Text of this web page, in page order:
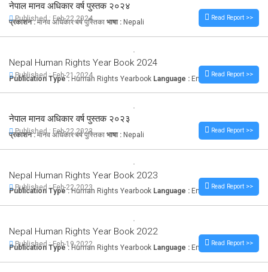
नेपाल मानव अधिकार वर्ष पुस्तक २०२४
प्रकाशन :मानव अधिकार बर्ष पुस्तिका भाषा : Nepali
Published : Feb-22,2024 Read Report >>
Nepal Human Rights Year Book 2024
Publication Type :Human Rights Yearbook Language : English
Published : Feb-21,2024 Read Report >>
नेपाल मानव अधिकार वर्ष पुस्तक २०२३
प्रकाशन :मानव अधिकार बर्ष पुस्तिका भाषा : Nepali
Published : Feb-22,2023 Read Report >>
Nepal Human Rights Year Book 2023
Publication Type :Human Rights Yearbook Language : English
Published : Feb-22,2023 Read Report >>
Nepal Human Rights Year Book 2022
Publication Type :Human Rights Yearbook Language : English
Published : Feb-19,2022 Read Report >>